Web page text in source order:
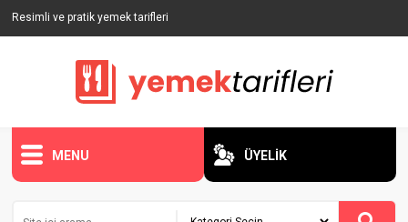
Resimli ve pratik yemek tarifleri
MENU ÜYELİK